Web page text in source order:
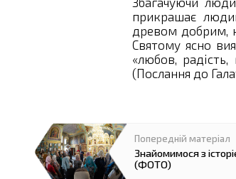
прикрашає
древом добрим,
Святому ясно
«любов, радість,
(Послання до
Знайомимося з
(ФОТО)